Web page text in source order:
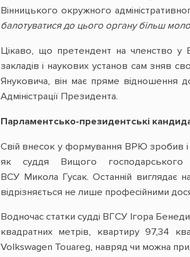
Вінницького окружного
балотуватися до цього органу більш
Цікаво, що претендент на членство у
закладів і наукових установ сам зняв
Януковича, він має пряме відношення
Адміністрації Президента.
Парламентсько-президентські
Свій внесок у формування ВРЮ зробив і
як суддя Вищого
ВСУ Микола Гусак. Останній виглядає
відрізняється не лише професійними
Водночас статки судді ВГСУ Ігора
квадратних метрів, квартиру 97,34
Volkswagen Touareg, навряд чи можна